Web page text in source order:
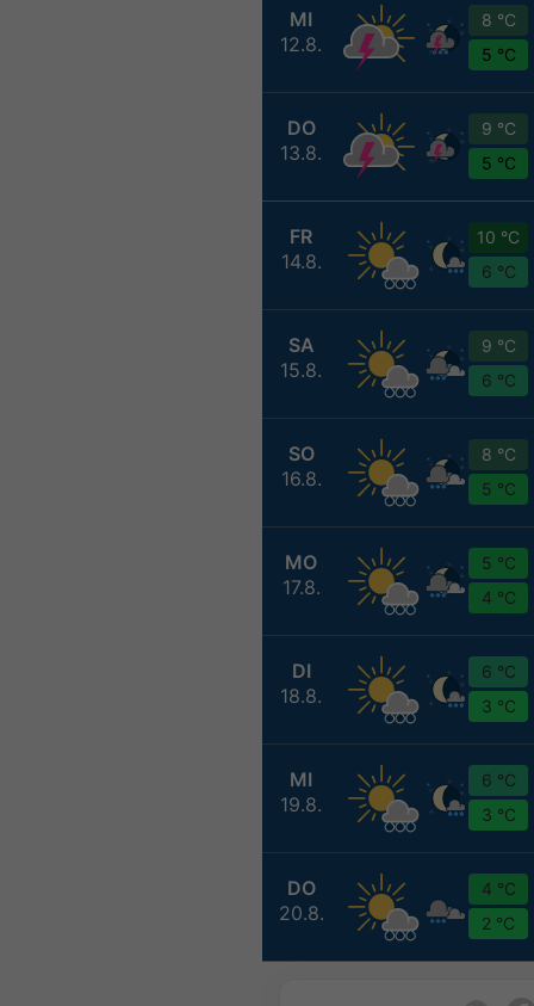
MI
12.8.
8 °C
5 °C
DO
13.8.
9 °C
5 °C
FR
14.8.
10 °C
6 °C
SA
15.8.
9 °C
6 °C
SO
16.8.
8 °C
5 °C
MO
17.8.
5 °C
4 °C
DI
18.8.
6 °C
3 °C
MI
19.8.
6 °C
3 °C
DO
20.8.
4 °C
2 °C